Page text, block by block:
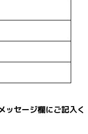
ッセージ欄にご記入く